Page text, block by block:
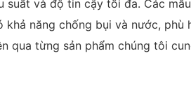
và độ tin cậy tối đa. Các
năng chống bụi và nước,
qua từng sản phẩm chúng tôi